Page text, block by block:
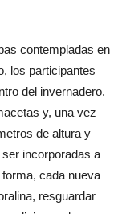
contempladas en
los participantes
del invernadero.
y, una vez
de altura y
incorporadas a
cada nueva
resguardar